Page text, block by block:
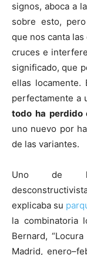
signos, aboca a la
sobre esto,
que nos canta
cruces e
significado, que
ellas locamente.
perfectamente a
todo ha perdido
uno nuevo por
de las variantes.
Uno de los
explicaba su
la combinatoria
Bernard,
Madrid,